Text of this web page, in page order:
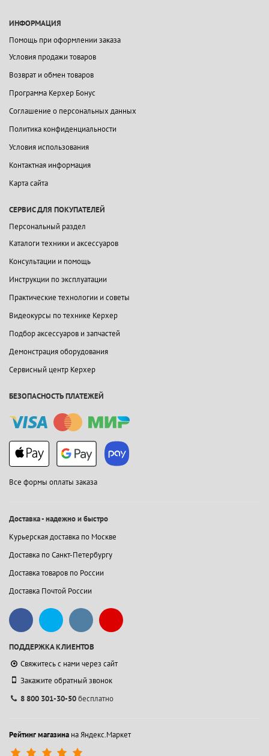
ИНФОРМАЦИЯ
Помощь при оформлении заказа
Условия продажи товаров
Возврат и обмен товаров
Программа Керхер Бонус
Соглашение о персональных данных
Политика конфиденциальности
Условия использования
Контактная информация
Карта сайта
СЕРВИС ДЛЯ ПОКУПАТЕЛЕЙ
Персональный раздел
Каталоги техники и аксессуаров
Консультации и помощь
Инструкции по эксплуатации
Практические технологии и советы
Видеокурсы по технике Керхер
Подбор аксессуаров и запчастей
Демонстрация оборудования
Сервисный центр Керхер
БЕЗОПАСНОСТЬ ПЛАТЕЖЕЙ
Все формы оплаты заказа
Доставка - надежно и быстро
Курьерская доставка по Москве
Доставка по Санкт-Петербургу
Доставка товаров по России
Доставка Почтой России
ПОДДЕРЖКА КЛИЕНТОВ
Свяжитесь с нами через сайт
Закажите обратный звонок
8 800 301-30-50бесплатно
Рейтинг магазина на Яндекс.Маркет